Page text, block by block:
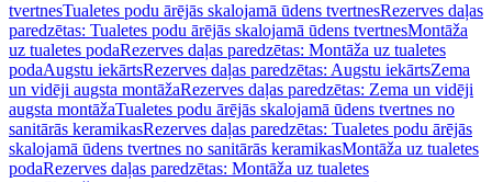
tvertnesTualetes podu ārējās skalojamā ūdens tvertnesRezerves daļas
paredzētas: Tualetes podu ārējās skalojamā ūdens tvertnesMontāža
uz tualetes podaRezerves daļas paredzētas: Montāža uz tualetes
podaAugstu iekārtsRezerves daļas paredzētas: Augstu iekārtsZema
un vidēji augsta montāžaRezerves daļas paredzētas: Zema un vidēji
augsta montāžaTualetes podu ārējās skalojamā ūdens tvertnes no
sanitārās keramikasRezerves daļas paredzētas: Tualetes podu ārējās
skalojamā ūdens tvertnes no sanitārās keramikasMontāža uz tualetes
podaRezerves daļas paredzētas: Montāža uz tualetes